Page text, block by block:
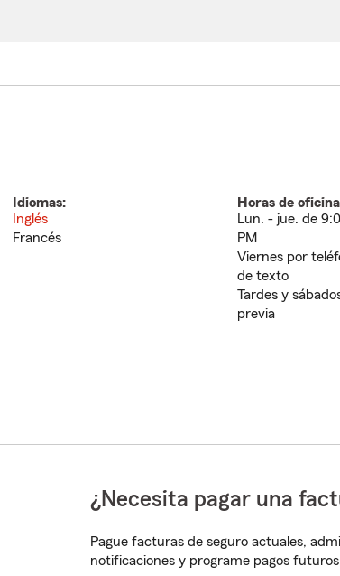
Idiomas:
Inglés
Francés
Horas de
Lun. - jue. de
PM
Viernes por
de texto
Tardes y
previa
¿Necesita pagar una
Pague facturas de seguro actuales,
notificaciones y programe pagos